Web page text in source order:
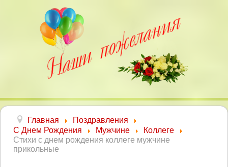
Главная
Поздравления
С Днем Рождения
Мужчине
Коллеге
Стихи с днем рождения коллеге мужчине
прикольные